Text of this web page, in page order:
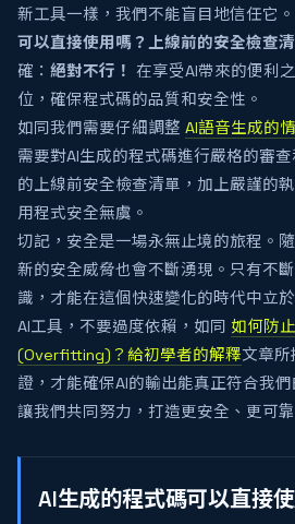
新工具一樣，我們不能盲目地信任它
可以直接使用嗎？上線前的安全檢查清
確： 絕對不行！ 在享受AI帶來的便利
位，確保程式碼的品質和安全性。
如同我們需要仔細調整 AI語音生成的
需要對AI生成的程式碼進行嚴格的審
的上線前安全檢查清單，加上嚴謹的
用程式安全無虞。
切記，安全是一場永無止境的旅程。
新的安全威脅也會不斷湧現。只有不
識，才能在這個快速變化的時代中立
AI工具，不要過度依賴，如同 如何防
(Overfitting)？給初學者的解釋文章
證，才能確保AI的輸出能真正符合我們
讓我們共同努力，打造更安全、更可靠
AI生成的程式碼可以直接